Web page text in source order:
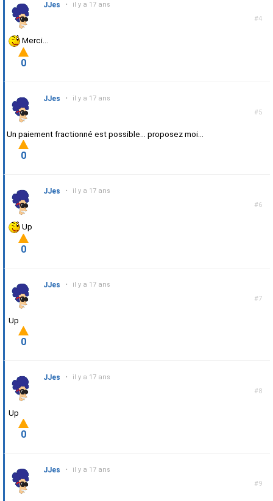
#4
JJes • il y a 17 ans
Merci...
0
#5
JJes • il y a 17 ans
Un paiement fractionné est possible... proposez moi...
0
#6
JJes • il y a 17 ans
Up
0
#7
JJes • il y a 17 ans
Up
0
#8
JJes • il y a 17 ans
Up
0
#9
JJes • il y a 17 ans